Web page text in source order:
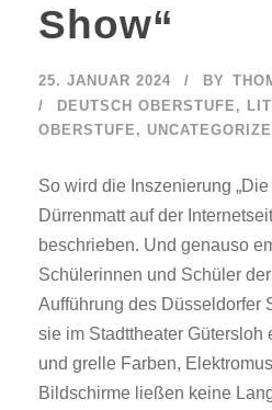
Show“
25. JANUAR 2024 BY
DEUTSCH OBERSTUFE ,
OBERSTUFE ,
So wird die Inszenierung
Dürrenmatt auf der
beschrieben. Und genauso
Schülerinnen und Schüler
Aufführung des Düsseldorfer
sie im Stadttheater Gütersloh
und grelle Farben,
Bildschirme ließen keine